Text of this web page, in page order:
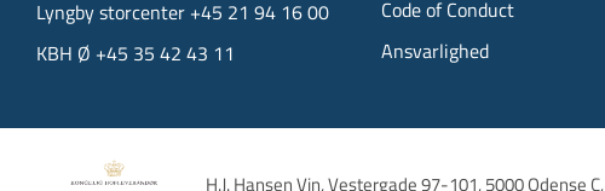
Lyngby storcenter +45 21 94 16 00
KBH Ø +45 35 42 43 11
Code of Conduct
Ansvarlighed
H.J. Hansen Vin, Vestergade 97-101, 5000 Odense C,